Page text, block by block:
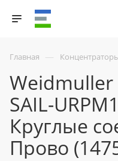
Главная —
Weidmuller
SAIL-
Круглые
Прово